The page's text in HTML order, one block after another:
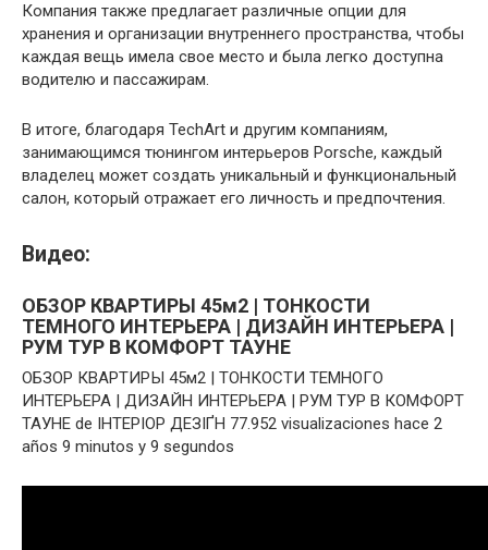
Компания также предлагает различные опции для
хранения и организации внутреннего пространства, чтобы
каждая вещь имела свое место и была легко доступна
водителю и пассажирам.
В итоге, благодаря TechArt и другим компаниям,
занимающимся тюнингом интерьеров Porsche, каждый
владелец может создать уникальный и функциональный
салон, который отражает его личность и предпочтения.
Видео:
ОБЗОР КВАРТИРЫ 45м2 | ТОНКОСТИ
ТЕМНОГО ИНТЕРЬЕРА | ДИЗАЙН ИНТЕРЬЕРА |
РУМ ТУР В КОМФОРТ ТАУНЕ
ОБЗОР КВАРТИРЫ 45м2 | ТОНКОСТИ ТЕМНОГО
ИНТЕРЬЕРА | ДИЗАЙН ИНТЕРЬЕРА | РУМ ТУР В КОМФОРТ
ТАУНЕ de ІНТЕРІОР ДЕЗІҐН 77.952 visualizaciones hace 2
años 9 minutos y 9 segundos